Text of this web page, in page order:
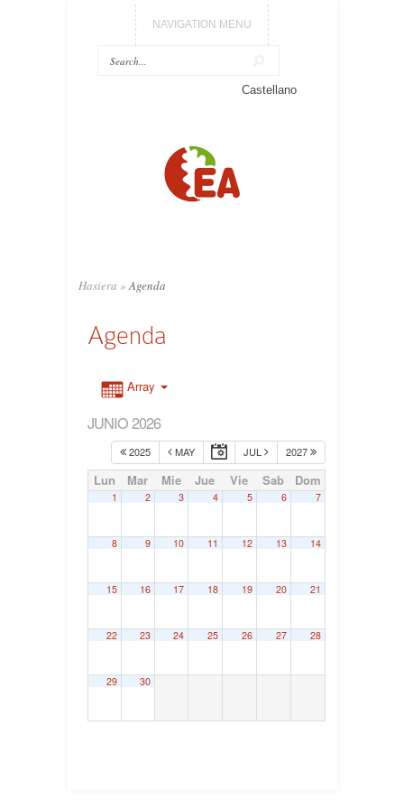
NAVIGATION MENU
Castellano
Hasiera » Agenda
Agenda
Array
JUNIO 2026
2025 MAY JUL 2027
Lun Mar Mie Jue Vie Sab Dom
1 2 3 4 5 6 7
8 9 10 11 12 13 14
15 16 17 18 19 20 21
22 23 24 25 26 27 28
29 30